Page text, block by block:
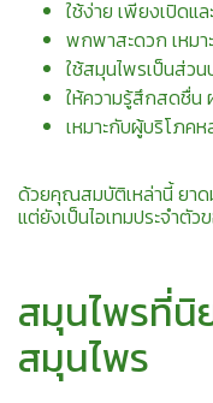
ใช้ง่าย เพียงเปิดแ
พกพาสะดวก เหมา
ใช้สมุนไพรเป็นส่ว
ให้ความรู้สึกสดชื่น
เหมาะกับผู้บริโภค
ด้วยคุณสมบัติเหล่านี้ ยา
แต่ยังเป็นไอเทมประจำตัว
สมุนไพรที่นิ
สมุนไพร